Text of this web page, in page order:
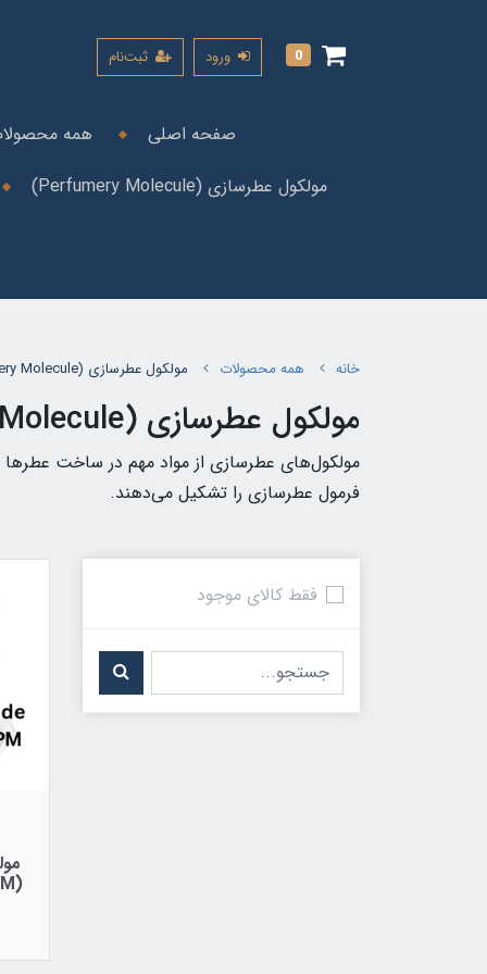
0 ورود ثبت‌نام
صفحه اصلی
همه
مولکول عطرسازی (Perfumery Molecule)
خانه همه محصولات مولکول عطرسازی (Perfumery Molecule)
مولکول عطرسازی (Perfumery Molecule)
مولکول‌های عطرسازی از مواد مهم در ساخت
فرمول عطرسازی را تشکیل می‌دهند.
فقط کالای موجود
(Galaxolide 50% in IPM) IFF